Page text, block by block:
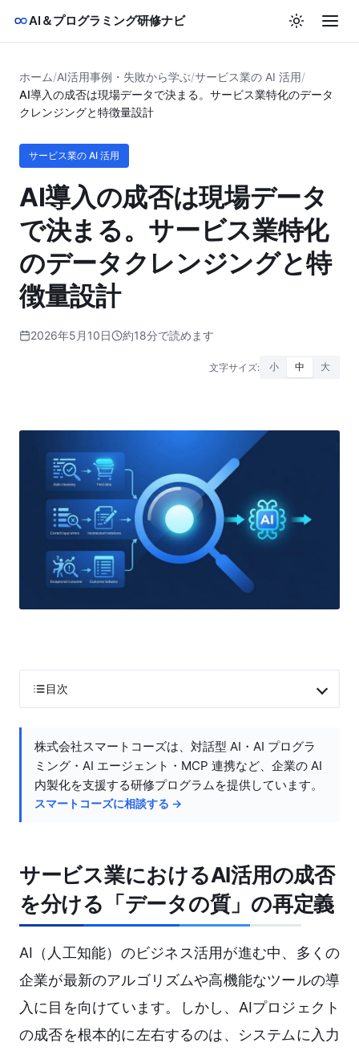
AI＆プログラミング研修ナビ
ホーム/AI活用事例・失敗から学ぶ/サービス業の AI 活用/
AI導入の成否は現場データで決まる。サービス業特化のデータ
クレンジングと特徴量設計
サービス業の AI 活用
AI導入の成否は現場データ
で決まる。サービス業特化
のデータクレンジングと特
徴量設計
2026年5月10日 約18分で読めます
文字サイズ: 小 中 大
目次
株式会社スマートコーズは、対話型 AI・AI プログラ
ミング・AI エージェント・MCP 連携など、企業の AI
内製化を支援する研修プログラムを提供しています。
スマートコーズに相談する →
サービス業におけるAI活用の成否
を分ける「データの質」の再定義
AI（人工知能）のビジネス活用が進む中、多くの
企業が最新のアルゴリズムや高機能なツールの導
入に目を向けています。しかし、AIプロジェクト
の成否を根本的に左右するのは、システムに入力